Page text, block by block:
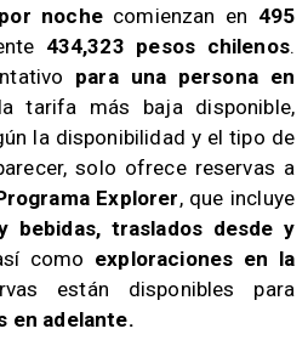
nochecomienzan en 495
434,323 pesos chilenos.
para una persona en
tarifa más baja disponible,
la disponibilidad y el tipo de
solo ofrece reservas a
Explorer, que incluye
bebidas, traslados desde y
como exploraciones en la
están disponibles para
en adelante.